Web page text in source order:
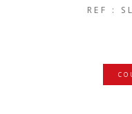
REF :